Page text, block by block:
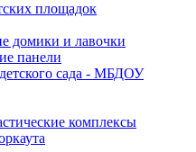
площадок
домики и лавочки
панели
сада - МБДОУ
комплексы